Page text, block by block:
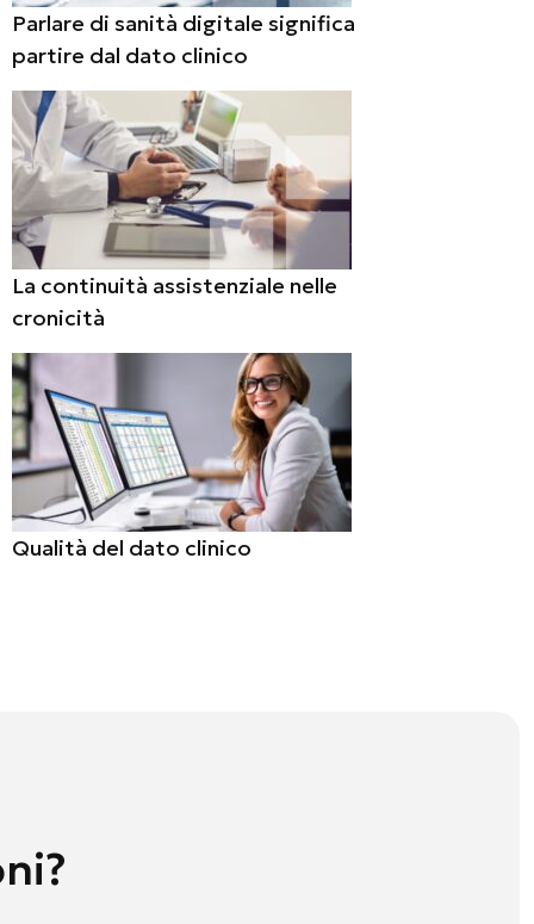
Parlare di sanità digitale significa
partire dal dato clinico
La continuità assistenziale nelle
cronicità
Qualità del dato clinico